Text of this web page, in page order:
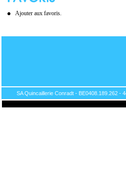
Ajouter aux favoris.
SA Quincaillerie Conradt - BE0408.189.262 -